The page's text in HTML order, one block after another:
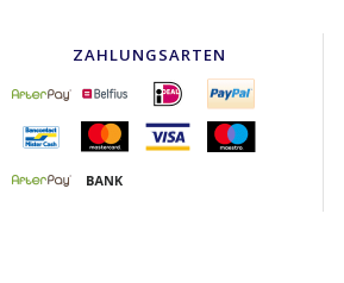
ZAHLUNGSARTEN